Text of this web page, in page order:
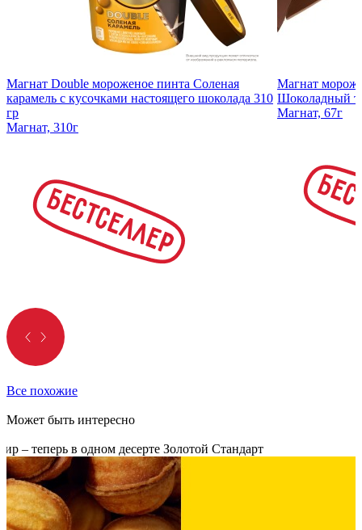
Магнат Double мороженое пинта Соленая
карамель с кусочками настоящего шоколада 310
гр
Магнат, 310г
Магнат
Шоколадный
Магнат, 67г
Все похожие
Может быть интересно
– теперь в одном десерте Золотой Стандарт